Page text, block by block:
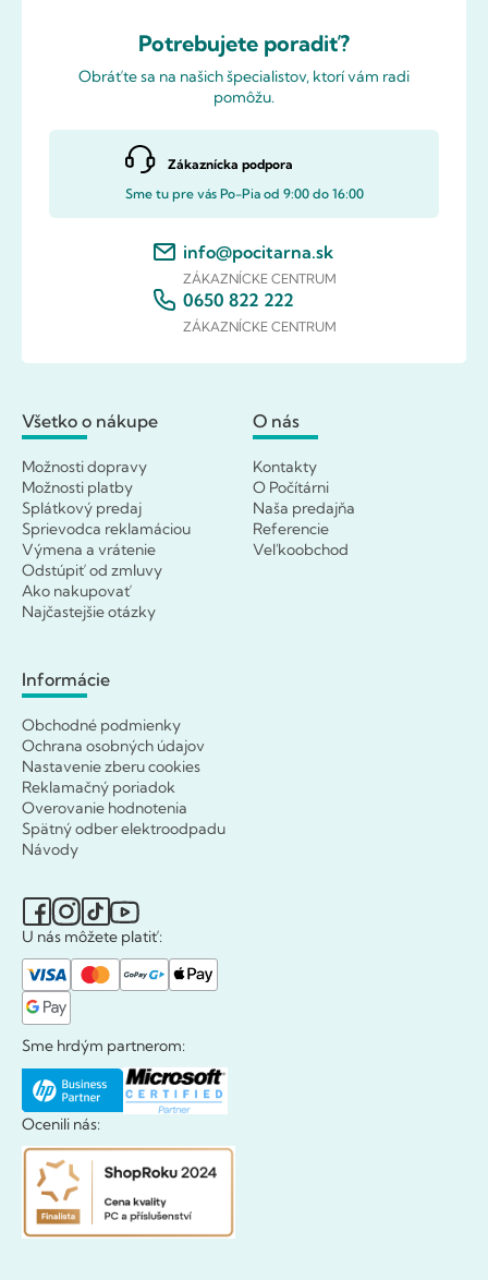
Potrebujete poradiť?
Obráťte sa na našich špecialistov, ktorí vám radi
pomôžu.
Zákaznícka podpora
Sme tu pre vás Po-Pia od 9:00 do 16:00
info@pocitarna.sk
ZÁKAZNÍCKE CENTRUM
0650 822 222
ZÁKAZNÍCKE CENTRUM
Všetko o nákupe
Možnosti dopravy
Možnosti platby
Splátkový predaj
Sprievodca reklamáciou
Výmena a vrátenie
Odstúpiť od zmluvy
Ako nakupovať
Najčastejšie otázky
O nás
Kontakty
O Počítárni
Naša predajňa
Referencie
Veľkoobchod
Informácie
Obchodné podmienky
Ochrana osobných údajov
Nastavenie zberu cookies
Reklamačný poriadok
Overovanie hodnotenia
Spätný odber elektroodpadu
Návody
U nás môžete platiť:
Sme hrdým partnerom:
Ocenili nás: